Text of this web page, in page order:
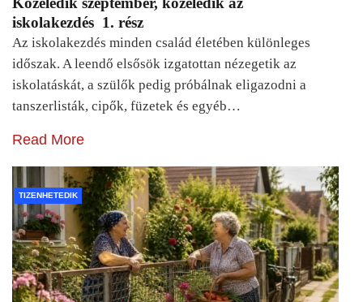
iskolakezdés 1. rész
Az iskolakezdés minden család életében különleges
időszak. A leendő elsősök izgatottan nézegetik az
iskolatáskát, a szülők pedig próbálnak eligazodni a
tanszerlisták, cipők, füzetek és egyéb…
Read More
TIZENHETEDIK